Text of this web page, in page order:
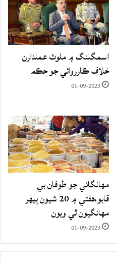
اسمگلنگ ۾ ملوث عملدارن
خلاف ڪارروائي جو حڪم
01-09-2023
مهانگائي جو طوفان بي
قابو،هفتي ۾ 20 شيون ٻيهر
مهانگيون ٿي ويون
01-09-2023